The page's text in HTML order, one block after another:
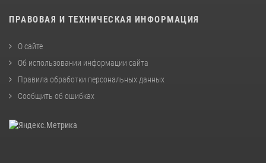
ПРАВОВАЯ И ТЕХНИЧЕСКАЯ ИНФОРМАЦИЯ
О сайте
Об использовании информации сайта
Правила обработки персональных данных
Сообщить об ошибках